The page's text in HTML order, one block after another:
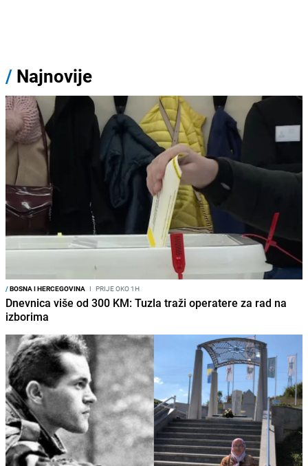
/ Najnovije
/BOSNA I HERCEGOVINA I PRIJE OKO 1H
Dnevnica više od 300 KM: Tuzla traži operatere za rad na
izborima